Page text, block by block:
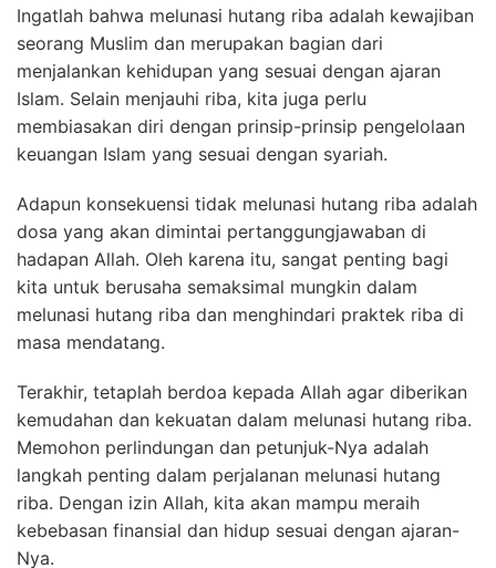
Ingatlah bahwa melunasi hutang riba adalah kewajiban
seorang Muslim dan merupakan bagian dari
menjalankan kehidupan yang sesuai dengan ajaran
Islam. Selain menjauhi riba, kita juga perlu
membiasakan diri dengan prinsip-prinsip pengelolaan
keuangan Islam yang sesuai dengan syariah.
Adapun konsekuensi tidak melunasi hutang riba adalah
dosa yang akan dimintai pertanggungjawaban di
hadapan Allah. Oleh karena itu, sangat penting bagi
kita untuk berusaha semaksimal mungkin dalam
melunasi hutang riba dan menghindari praktek riba di
masa mendatang.
Terakhir, tetaplah berdoa kepada Allah agar diberikan
kemudahan dan kekuatan dalam melunasi hutang riba.
Memohon perlindungan dan petunjuk-Nya adalah
langkah penting dalam perjalanan melunasi hutang
riba. Dengan izin Allah, kita akan mampu meraih
kebebasan finansial dan hidup sesuai dengan ajaran-
Nya.